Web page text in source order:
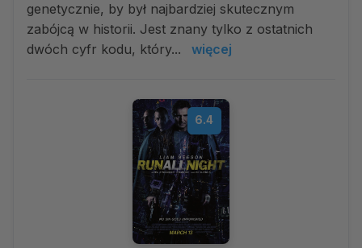
genetycznie, by był najbardziej skutecznym
zabójcą w historii. Jest znany tylko z ostatnich
dwóch cyfr kodu, który...
więcej
6.4